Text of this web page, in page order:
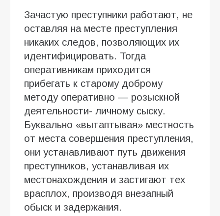
Зачастую преступники работают, не
оставляя на месте преступления
никаких следов, позволяющих их
идентифицировать. Тогда
оперативникам приходится
прибегать к старому доброму
методу оперативно — розыскной
деятельности- личному сыску.
Буквально «вытаптывая» местность
от места совершения преступления,
они устанавливают путь движения
преступников, устанавливая их
местонахождения и застигают тех
врасплох, производя внезапный
обыск и задержания.